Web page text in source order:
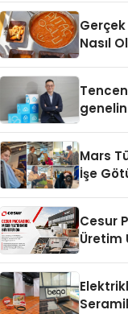
Nasıl
Mars
İşe
Cesur
Üretim